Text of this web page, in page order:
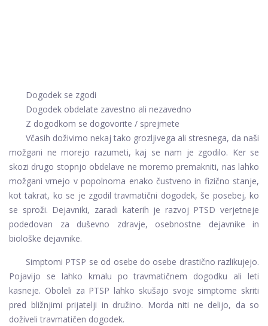
Dogodek se zgodi
Dogodek obdelate zavestno ali nezavedno
Z dogodkom se dogovorite / sprejmete
Včasih doživimo nekaj tako grozljivega ali stresnega, da naši
možgani ne morejo razumeti, kaj se nam je zgodilo. Ker se
skozi drugo stopnjo obdelave ne moremo premakniti, nas lahko
možgani vrnejo v popolnoma enako čustveno in fizično stanje,
kot takrat, ko se je zgodil travmatični dogodek, še posebej, ko
se sproži. Dejavniki, zaradi katerih je razvoj PTSD verjetneje
podedovan za duševno zdravje, osebnostne dejavnike in
biološke dejavnike.
Simptomi PTSP se od osebe do osebe drastično razlikujejo.
Pojavijo se lahko kmalu po travmatičnem dogodku ali leti
kasneje. Oboleli za PTSP lahko skušajo svoje simptome skriti
pred bližnjimi prijatelji in družino. Morda niti ne delijo, da so
doživeli travmatičen dogodek.